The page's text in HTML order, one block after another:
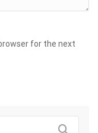
for the next